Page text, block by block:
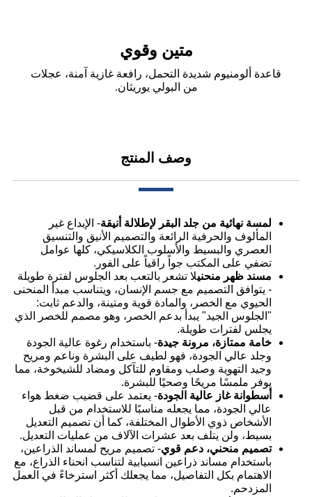
متين وقوي
قاعدة ألومنيوم شديدة التحمل، رافعة غازية آمنة، عجلات
من البولي يوريثان.
وصف المنتج
لمسة نهائية من جلد البقر لإطلالة أنيقة- الإبداع غير
المألوف والحرفية الرائعة والتصميم الأنيق والتنسيق
العصري والبسيط والأسلوب الكلاسيكي، كلها عوامل
تضفي على المكتب جواً راقياً على الفور.
مسند ظهر منحنيلا تشعر بالتعب بعد الجلوس لفترة طويلة
- يتوافق التصميم مع جسم الإنسان، ويتناسب مبدأ المنحنى
الحيوي مع الخصر، والمادة قوية ومتينة، والدعم ثابت:
"الجلوس الجيد" يبدأ بدعم الخصر، وهو مصمم للخصر الذي
يجلس لفترات طويلة.
خامة ممتازة، مرونة جيدة- باستخدام رغوة عالية الجودة
وجلد عالي الجودة، فهو لطيف على البشرة وناعم ومريح
وجيد التهوية وصلب ومقاوم للتآكل ومضاد للشيخوخة، مما
يوفر ملمسًا مريحًا وصحيًا للبشرة.
أسطوانة غاز عالية الجودة- يعتمد على قضيب ضغط هواء
عالي الجودة، مما يجعله مناسبًا للاستخدام من قبل
الأشخاص ذوي الأطوال المختلفة، كما أن تصميم التعديل
بسيط، ولن يتلف بعد عشرات الآلاف من عمليات التعديل.
تصميم منحني، دعم قوي- تصميم مريح لمساند الذراعين،
باستخدام مساند ذراعين انسيابية لتناسب انحناء الذراع، مع
الاهتمام بكل التفاصيل، مما يجعلك أكثر استرخاءً في العمل
المزدحم.